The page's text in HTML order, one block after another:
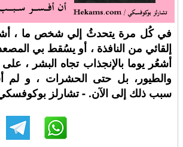
في كُل مرة يتحدثُ إلي شخص ما ،
إلقائي من النافذة ، أو يسُقط بي
أشعُر يوما بالإنجذاب تجاه البشر ،
والطيور، بل حتى الحشرات ، و لم
سبب ذلك إلى الآن. - تشارلز